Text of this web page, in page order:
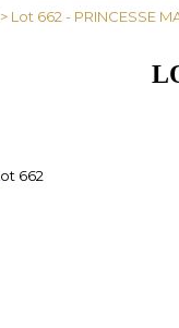
> Lot 662 - PRINCESSE